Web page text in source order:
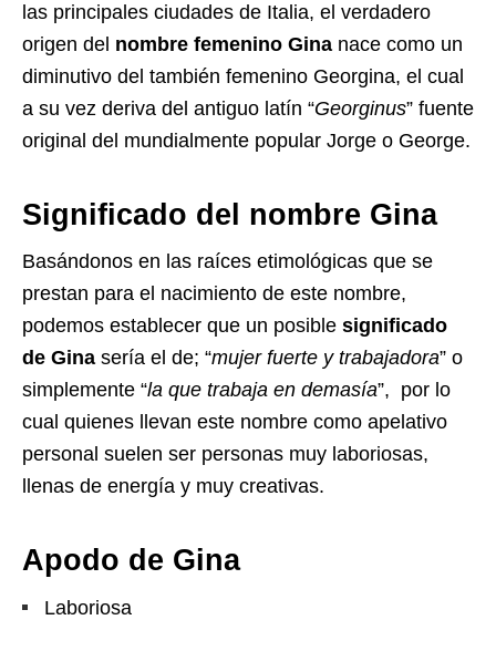
las principales ciudades de Italia, el verdadero
origen del nombre femenino Gina nace como un
diminutivo del también femenino Georgina, el cual
a su vez deriva del antiguo latín “Georginus” fuente
original del mundialmente popular Jorge o George.
Significado del nombre Gina
Basándonos en las raíces etimológicas que se
prestan para el nacimiento de este nombre,
podemos establecer que un posible significado
de Gina sería el de; “mujer fuerte y trabajadora” o
simplemente “la que trabaja en demasía”, por lo
cual quienes llevan este nombre como apelativo
personal suelen ser personas muy laboriosas,
llenas de energía y muy creativas.
Apodo de Gina
Laboriosa